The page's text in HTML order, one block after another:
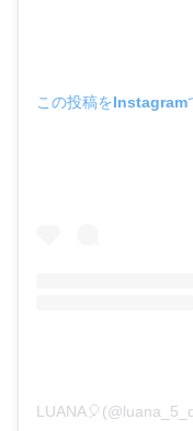
この投稿をInstagram